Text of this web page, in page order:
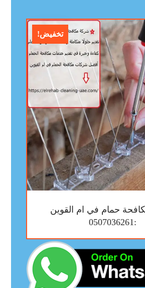
تخفيض!
حمام في ام القوين
:0507036261